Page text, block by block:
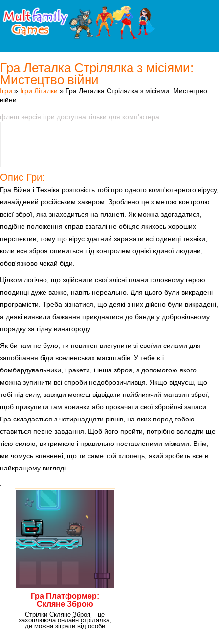
Гра Леталка Стрілялка з місіями:
Мистецтво війни
Ігри » Ігри Літалки » Гра Леталка Стрілялка з місіями: Мистецтво
війни
флеш версія ігри доступна тільки для комп'ютера
Опис Гри:
Гра Війна і Техніка розповість тобі про одного комп'ютерного вірусу,
винайдений російським хакером. Зроблено це з метою контролю
всієї зброї, яка знаходиться на планеті. Як можна здогадатися,
подібне положення справ взагалі не обіцяє якихось хороших
перспектив, тому що вірус здатний заражати всі одиниці техніки,
коли вся зброя опиниться під контролем однієї єдиної людини,
обов'язково чекай біди.
Цілком логічно, що здійснити свої злісні плани головному герою
поодинці дуже важко, навіть нереально. Для цього були викрадені
програмісти. Треба зізнатися, що деякі з них дійсно були викрадені,
а деякі виявили бажання приєднатися до банди у добровільному
порядку за гідну винагороду.
Як би там не було, ти повинен виступити зі своїми силами для
запобігання біди вселенських масштабів. У тебе є і
бомбардувальники, і ракети, і інша зброя, з допомогою якого
можна зупинити всі спроби недоброзичливця. Якщо відчуєш, що
тобі під силу, завжди можеш відвідати найближчий магазин зброї,
щоб прикупити там новинки або прокачати свої збройові запаси.
Гра складається з чотирнадцяти рівнів, на яких перед тобою
ставиться певне завдання. Щоб його пройти, потрібно володіти ще
тією силою, витримкою і правильно поставленими мізками. Втім,
ми чомусь впевнені, що ти саме той хлопець, який зробить все в
найкращому вигляді.
Гра Платформер:
Скляне Зброю
Стрілки Скляне Зброя – це
захоплююча онлайн стрілялка,
де можна зіграти від особи